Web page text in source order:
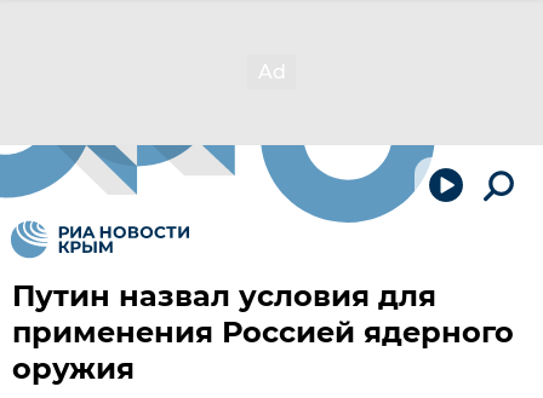
Путин назвал условия для
применения Россией ядерного
оружия